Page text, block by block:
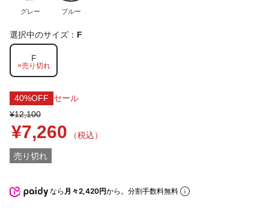
グレー ブルー
選択中のサイズ： F
F
×売り切れ
40%OFF
セール
¥12,100
¥7,260 （税込）
売り切れ
なら 月々2,420円から。分割手数料無料